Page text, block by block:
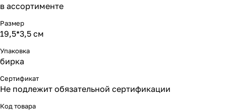
в ассортименте
Размер
19,5*3,5 см
Упаковка
бирка
Сертификат
Не подлежит обязательной сертификации
Код товара